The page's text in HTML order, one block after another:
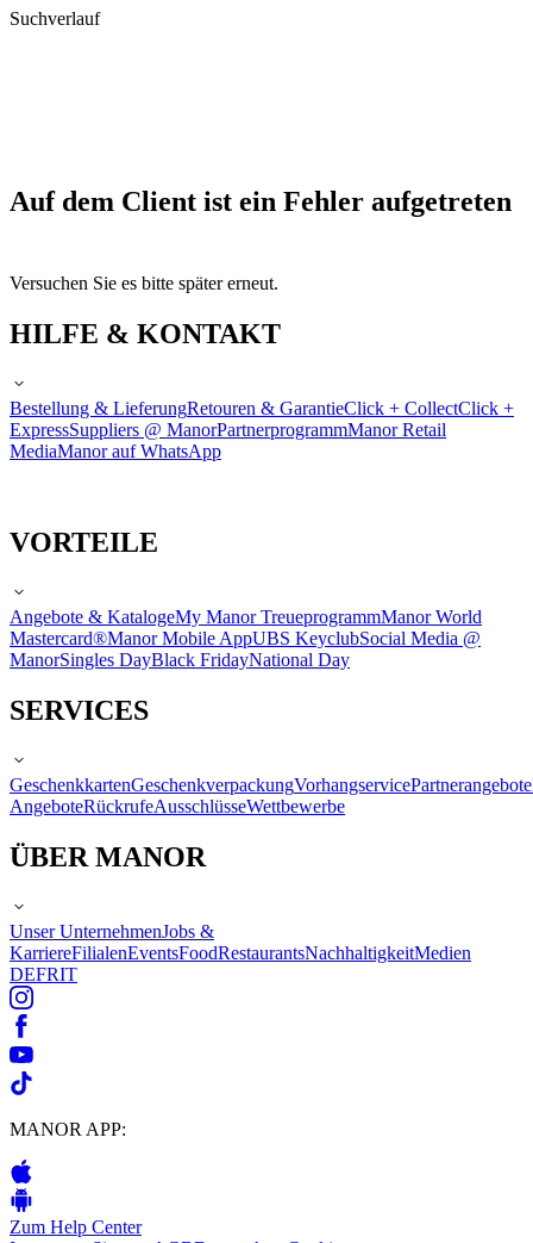
Suchverlauf
Auf dem Client ist ein Fehler aufgetreten
Versuchen Sie es bitte später erneut.
HILFE & KONTAKT
Bestellung & LieferungRetouren & GarantieClick + CollectClick +
ExpressSuppliers @ ManorPartnerprogrammManor Retail
MediaManor auf WhatsApp
VORTEILE
Angebote & KatalogeMy Manor TreueprogrammManor World
Mastercard®Manor Mobile AppUBS KeyclubSocial Media @
ManorSingles DayBlack FridayNational Day
SERVICES
GeschenkkartenGeschenkverpackungVorhangservicePartnerangebote
AngeboteRückrufeAusschlüsseWettbewerbe
ÜBER MANOR
Unser UnternehmenJobs &
KarriereFilialenEventsFoodRestaurantsNachhaltigkeitMedien
DEFRIT
MANOR APP:
Zum Help Center